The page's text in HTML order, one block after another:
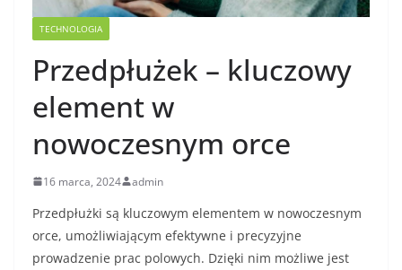
TECHNOLOGIA
Przedpłużek – kluczowy
element w
nowoczesnym orce
16 marca, 2024 admin
Przedpłużki są kluczowym elementem w nowoczesnym
orce, umożliwiającym efektywne i precyzyjne
prowadzenie prac polowych. Dzięki nim możliwe jest